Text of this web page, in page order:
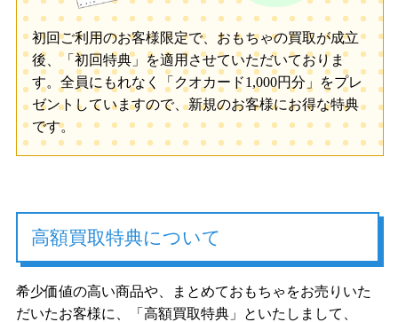
初回ご利用のお客様限定で、おもちゃの買取が成立
後、「初回特典」を適用させていただいておりま
す。全員にもれなく「クオカード1,000円分」をプレ
ゼントしていますので、新規のお客様にお得な特典
です。
高額買取特典について
希少価値の高い商品や、まとめておもちゃをお売りいた
だいたお客様に、「高額買取特典」といたしまして、